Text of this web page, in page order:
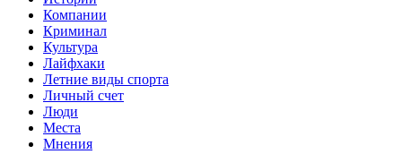
Компании
Криминал
Культура
Лайфхаки
Летние виды спорта
Личный счет
Люди
Места
Мнения